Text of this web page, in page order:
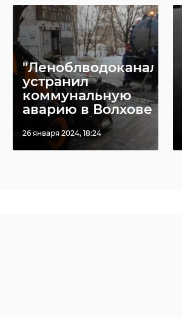
"Леноблводоканал"
устранил
коммунальную
аварию в Волхове
26 января 2024, 18:24